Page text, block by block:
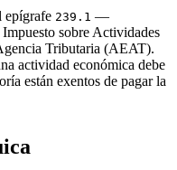
epígrafe 239.1 —
sobre Actividades
Tributaria (AEAT).
actividad económica debe
están exentos de pagar la